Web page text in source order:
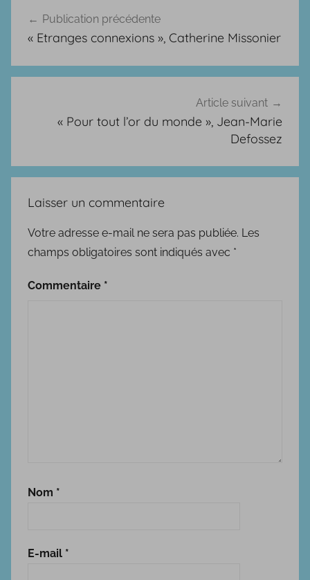
l
,
a
u
de
Publication précédente
« Etranges connexions », Catherine Missonier
Article suivant
« Pour tout l’or du monde », Jean-Marie
Defossez
Laisser un commentaire
Votre adresse e-mail ne sera pas publiée. Les
champs obligatoires sont indiqués avec *
Commentaire *
Nom *
E-mail *